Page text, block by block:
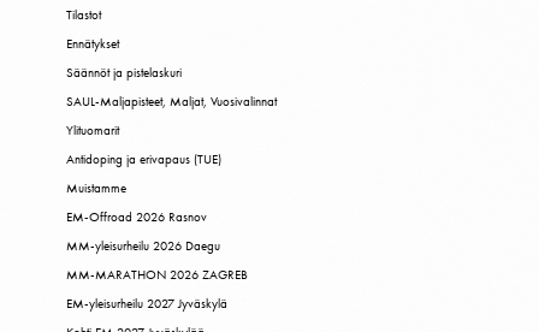
Tilastot
Ennätykset
Säännöt ja pistelaskuri
SAUL-Maljapisteet, Maljat, Vuosivalinnat
Ylituomarit
Antidoping ja erivapaus (TUE)
Muistamme
EM-Offroad 2026 Rasnov
MM-yleisurheilu 2026 Daegu
MM-MARATHON 2026 ZAGREB
EM-yleisurheilu 2027 Jyväskylä